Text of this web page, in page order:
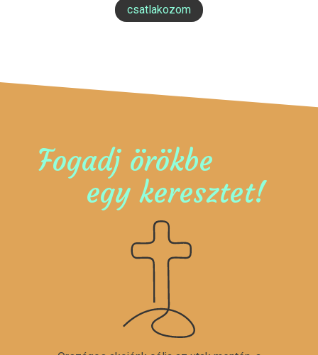
csatlakozom
Fogadj örökbe
egy keresztet!